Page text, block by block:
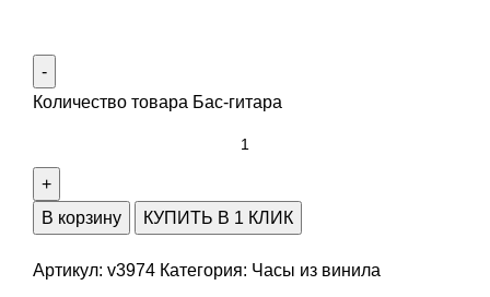
Количество товара Бас-гитара
В корзину КУПИТЬ В 1 КЛИК
Артикул: v3974 Категория: Часы из винила